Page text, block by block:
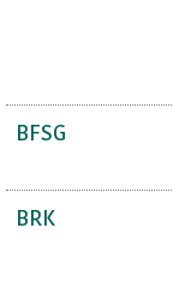
BFSG
BRK